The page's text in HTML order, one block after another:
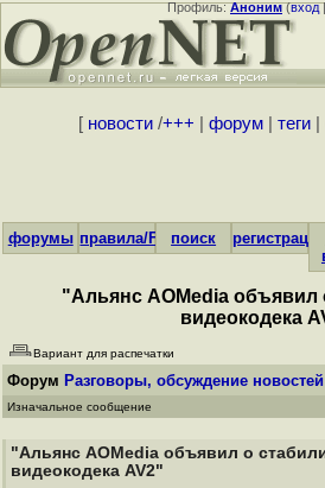
Профиль:Аноним(вход
[ новости/+++ форум| теги|
форумы правила/FAQпоиск
"Альянс AOMedia объявил
видеокодека
Вариант для распечатки
Форум Разговоры, обсуждение новостей
Изначальное сообщение
"Альянс AOMedia объявил о
видеокодека AV2"